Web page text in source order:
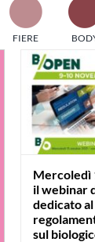
FIERE
ottobre, il webinar
di B/Open dedicato
al nuovo
regolamento
europeo sul
biologico
Mercoledì
il webinar
dedicato
sul